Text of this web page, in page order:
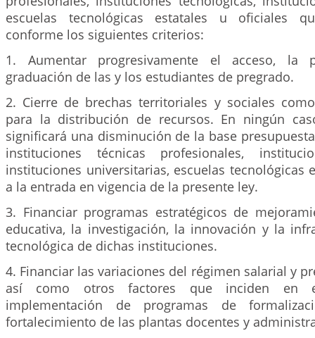
escuelas tecnológicas estatales u oficiales
conforme los siguientes criterios:
1. Aumentar progresivamente el acceso, la
graduación de las y los estudiantes de pregrado.
2. Cierre de brechas territoriales y sociales
para la distribución de recursos. En ningún
significará una disminución de la base
instituciones técnicas profesionales,
instituciones universitarias, escuelas tecnológicas
a la entrada en vigencia de la presente ley.
3. Financiar programas estratégicos de
educativa, la investigación, la innovación y la
tecnológica de dichas instituciones.
4. Financiar las variaciones del régimen salarial y
así como otros factores que inciden en
implementación de programas de
fortalecimiento de las plantas docentes y